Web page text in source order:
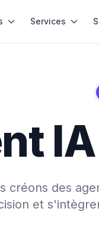
Services
créons des
et